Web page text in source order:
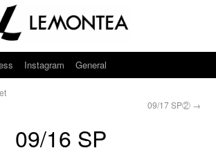
Instagram General
09/17 SP② →
09/16 SP